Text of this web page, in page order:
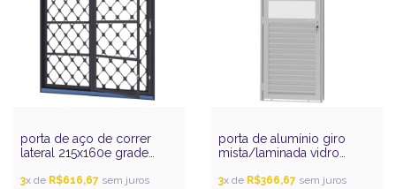
porta de aço de correr
lateral 215x160e grade
3x de R$616,67 sem juros
porta de alumínio giro
mista/laminada vidro
gerotto
3x de R$366,67 sem juros